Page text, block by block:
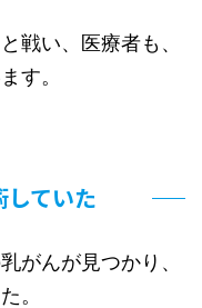
戦い、医療者も、
す。
していた
がんが見つかり、
。